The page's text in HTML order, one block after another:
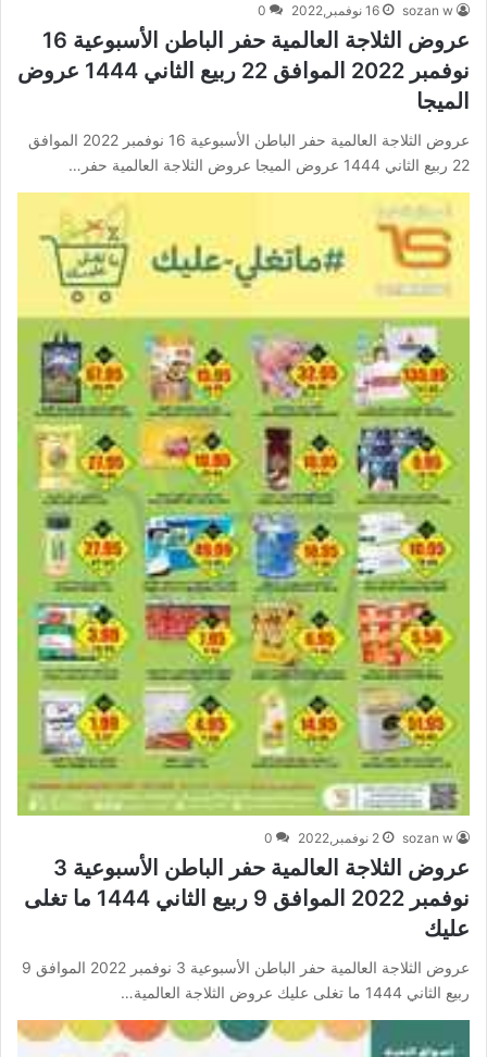
sozan w 16 نوفمبر,2022 0
عروض الثلاجة العالمية حفر الباطن الأسبوعية 16
نوفمبر 2022 الموافق 22 ربيع الثاني 1444 عروض
الميجا
عروض الثلاجة العالمية حفر الباطن الأسبوعية 16 نوفمبر 2022 الموافق
22 ربيع الثاني 1444 عروض الميجا عروض الثلاجة العالمية حفر…
sozan w 2 نوفمبر,2022 0
عروض الثلاجة العالمية حفر الباطن الأسبوعية 3
نوفمبر 2022 الموافق 9 ربيع الثاني 1444 ما تغلى
عليك
عروض الثلاجة العالمية حفر الباطن الأسبوعية 3 نوفمبر 2022 الموافق 9
ربيع الثاني 1444 ما تغلى عليك عروض الثلاجة العالمية…